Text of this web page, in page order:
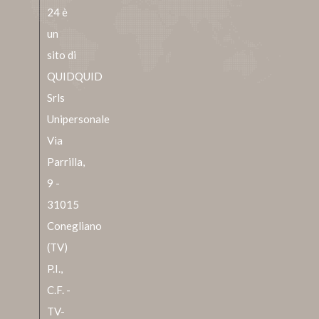
24 è
un
sito di
QUIDQUID
Srls
Unipersonale
Via
Parrilla,
9 -
31015
Conegliano
(TV)
P.I.,
C.F. -
TV-